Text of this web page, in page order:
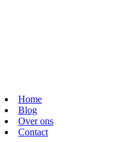
Home
Blog
Over ons
Contact